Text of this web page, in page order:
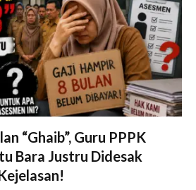
“Ghaib”, Guru PPPK
Bara Justru Didesak